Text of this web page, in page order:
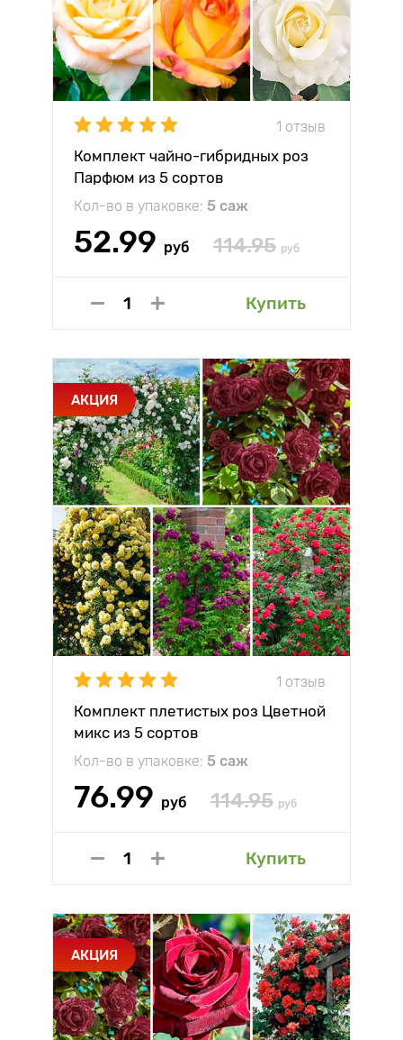
1 отзыв
Комплект чайно-гибридных роз
Парфюм из 5 сортов
Кол-во в упаковке: 5 саж
52.99 руб 114.95 руб
Купить
АКЦИЯ
1 отзыв
Комплект плетистых роз Цветной
микс из 5 сортов
Кол-во в упаковке: 5 саж
76.99 руб 114.95 руб
Купить
АКЦИЯ